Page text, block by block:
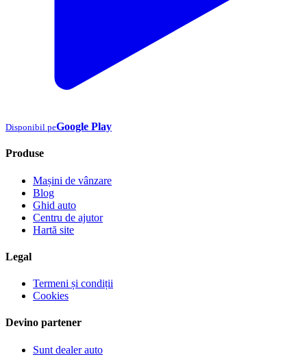
Disponibil peGoogle Play
Produse
Mașini de vânzare
Blog
Ghid auto
Centru de ajutor
Hartă site
Legal
Termeni și condiții
Cookies
Devino partener
Sunt dealer auto